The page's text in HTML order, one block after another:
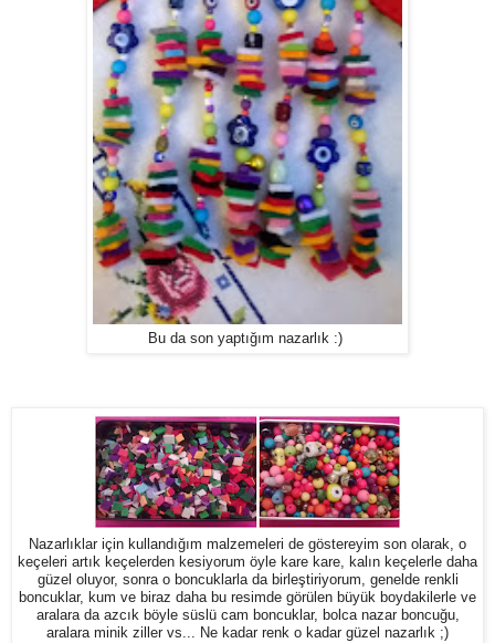
Bu da son yaptığım nazarlık :)
Nazarlıklar için kullandığım malzemeleri de göstereyim son olarak, o
keçeleri artık keçelerden kesiyorum öyle kare kare, kalın keçelerle daha
güzel oluyor, sonra o boncuklarla da birleştiriyorum, genelde renkli
boncuklar, kum ve biraz daha bu resimde görülen büyük boydakilerle ve
aralara da azcık böyle süslü cam boncuklar, bolca nazar boncuğu,
aralara minik ziller vs... Ne kadar renk o kadar güzel nazarlık ;)